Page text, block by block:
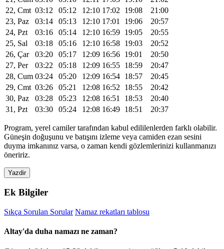
22, Cmt 03:12 05:12 12:10 17:02 19:08
21:00
23, Paz
03:14 05:13 12:10 17:01 19:06
20:57
24, Pzt
03:16 05:14 12:10 16:59 19:05
20:55
25, Sal
03:18 05:16 12:10 16:58 19:03
20:52
26, Çar
03:20 05:17 12:09 16:56 19:01
20:50
27, Per
03:22 05:18 12:09 16:55 18:59
20:47
28, Cum 03:24 05:20 12:09 16:54 18:57
20:45
29, Cmt 03:26 05:21 12:08 16:52 18:55
20:42
30, Paz
03:28 05:23 12:08 16:51 18:53
20:40
31, Pzt
03:30 05:24 12:08 16:49 18:51 20:37
Program, yerel camiler tarafından kabul edililenlerden farklı olabilir.
Güneşin doğuşunu ve batışını izleme veya camiden ezan sesini
duyma imkanınız varsa, o zaman kendi gözlemlerinizi kullanmanızı
öneririz.
Yazdir
Ek Bilgiler
Sıkça Sorulan Sorular Namaz rekatları tablosu
Altay'da duha namazı ne zaman?